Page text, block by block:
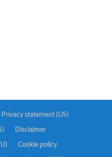
Privacy statement (US)
Disclaimer
Cookie policy